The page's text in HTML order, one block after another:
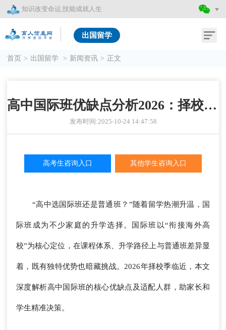
知识改变命运,技能成就人生
出国留学
首页 > 出国留学 > 新闻资讯 > 正文
高中国际班优缺点分析2026：择校前必看的核心指南
发布时间:2025-10-24 14:47:58
高考生咨询入口 其他学生咨询入口
“高中选国际班还是普通班？”随着留学热潮升温，国
际班成为不少家庭的升学选择。国际班以“衔接海外高
校”为核心定位，在课程体系、升学路径上与普通班差异显
着，既有独特优势也暗藏挑战。2026年择校季临近，本文
深度解析高中国际班的核心优缺点及适配人群，助家长和
学生精准决策。